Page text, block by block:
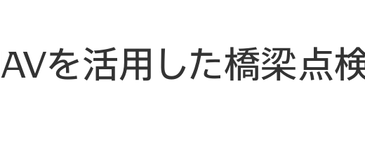
を活用した橋梁点